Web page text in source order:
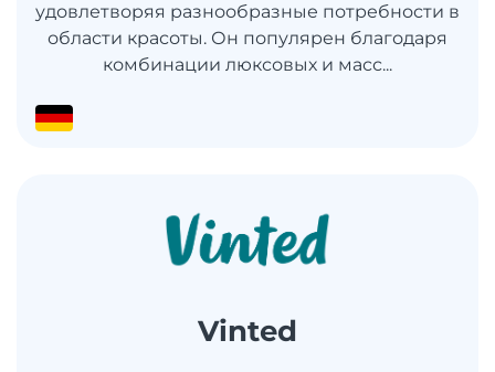
удовлетворяя разнообразные потребности в
области красоты. Он популярен благодаря
комбинации люксовых и масс...
Vinted